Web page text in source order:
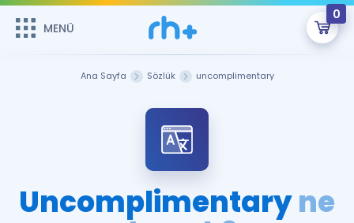
MENÜ
0
Şifremi Hatırlamıyorum
Sepetin Şu An Boş.
Remzi Hoca ile seni sınava hazırlayacak onlarca eğitim seni
bekliyor!
MENÜ
Ana Sayfa Sözlük uncomplimentary
Uncomplimentaryne